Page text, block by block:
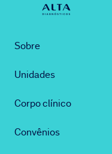
Sobre
Unidades
Corpo clínico
Convênios